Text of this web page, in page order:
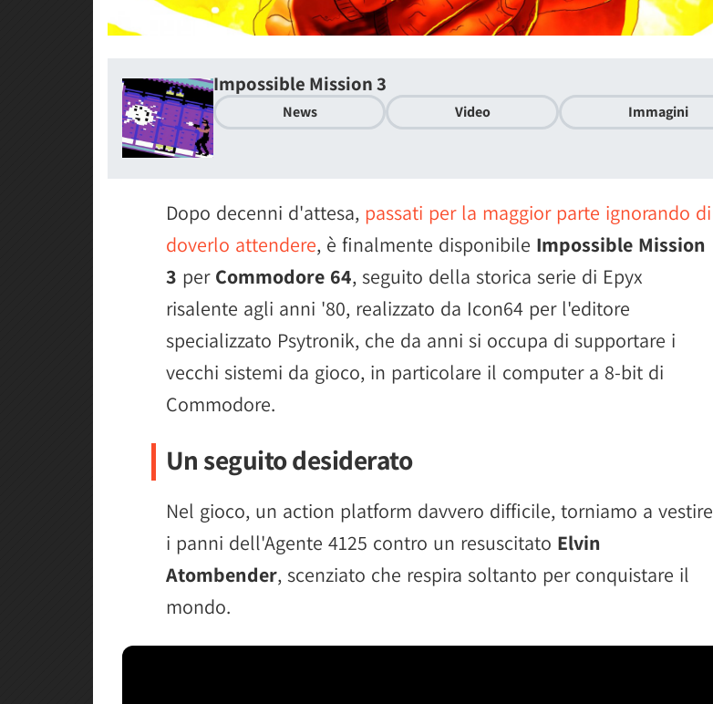
Impossible Mission 3
News Video Immagini
Dopo decenni d'attesa, passati per la maggior parte ignorando di
doverlo attendere, è finalmente disponibile Impossible Mission
3 per Commodore 64, seguito della storica serie di Epyx
risalente agli anni '80, realizzato da Icon64 per l'editore
specializzato Psytronik, che da anni si occupa di supportare i
vecchi sistemi da gioco, in particolare il computer a 8-bit di
Commodore.
Un seguito desiderato
Nel gioco, un action platform davvero difficile, torniamo a vestire
i panni dell'Agente 4125 contro un resuscitato Elvin
Atombender, scenziato che respira soltanto per conquistare il
mondo.